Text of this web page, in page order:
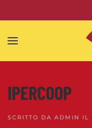
Skip to main content
IPERCOOP
SCRITTO DA ADMIN IL